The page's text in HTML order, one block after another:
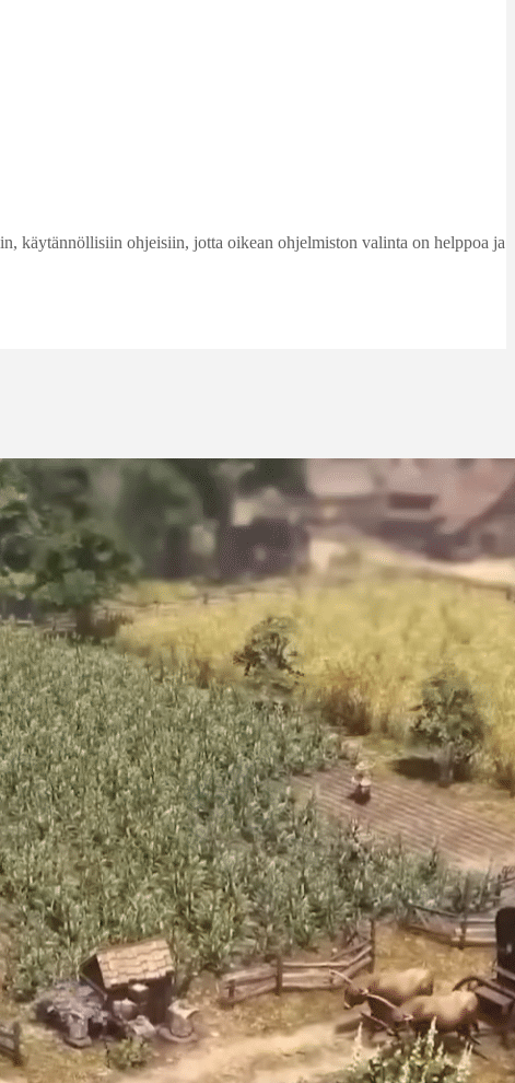
käytännöllisiin ohjeisiin, jotta oikean ohjelmiston valinta on helppoa ja